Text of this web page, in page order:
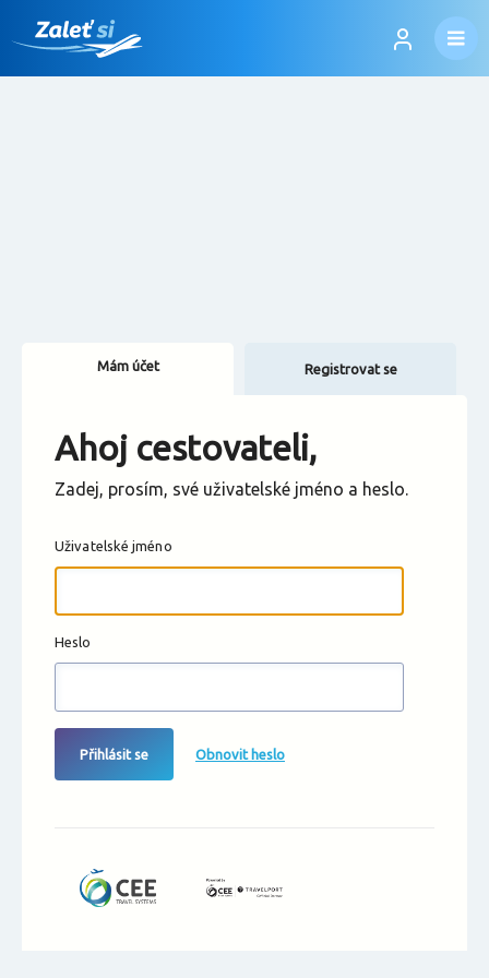
Změnit měnu
Mám účet Registrovat se
Ahoj cestovateli,
Zadej, prosím, své uživatelské jméno a heslo.
Uživatelské jméno
Heslo
Přihlásit se Obnovit heslo